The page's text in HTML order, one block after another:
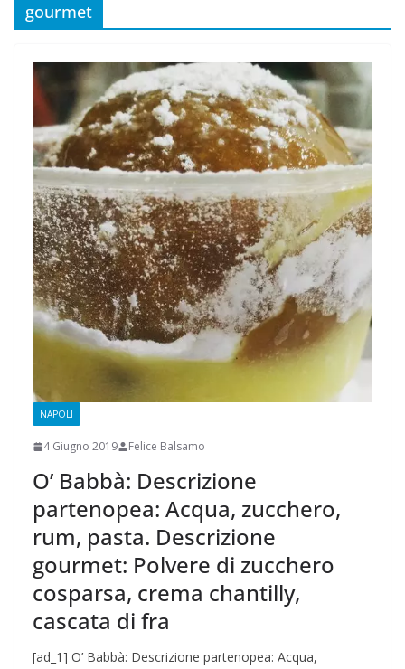
gourmet
NAPOLI
4 Giugno 2019 Felice Balsamo
O’ Babbà: Descrizione
partenopea: Acqua, zucchero,
rum, pasta. Descrizione
gourmet: Polvere di zucchero
cosparsa, crema chantilly,
cascata di fra
[ad_1] O’ Babbà: Descrizione partenopea: Acqua,